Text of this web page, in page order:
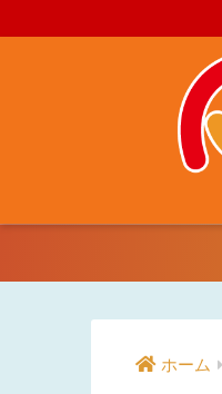
ホーム